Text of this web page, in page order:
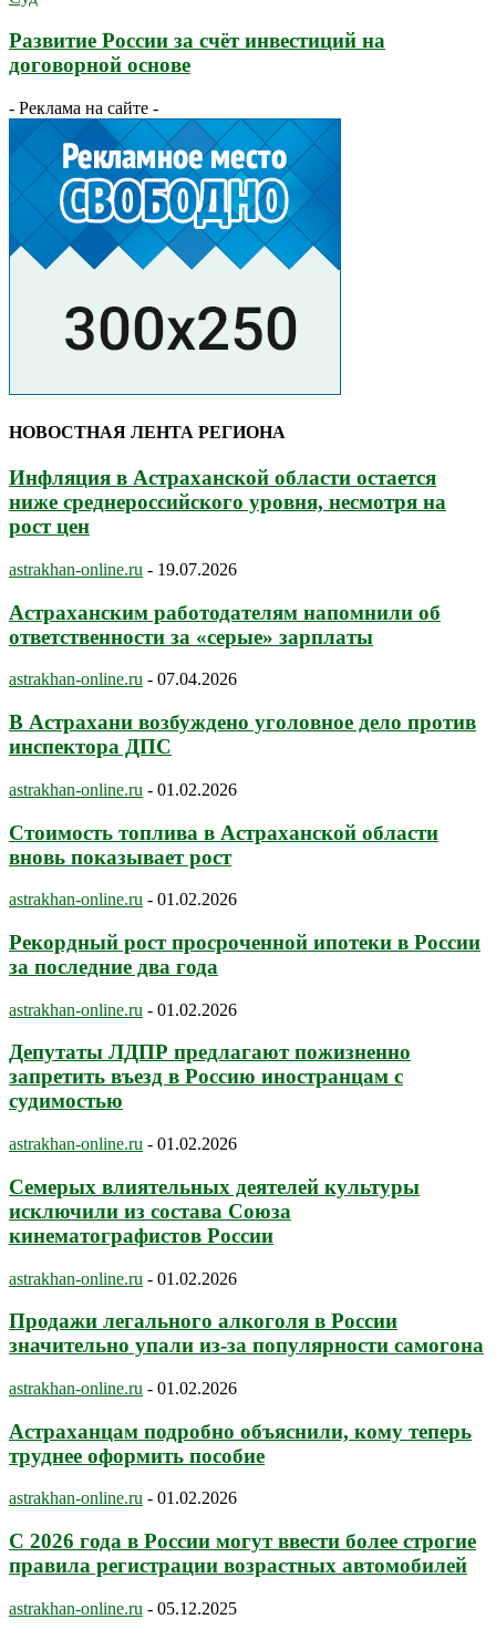
Развитие России за счёт инвестиций на
договорной основе
- Реклама на сайте -
НОВОСТНАЯ ЛЕНТА РЕГИОНА
Инфляция в Астраханской области остается
ниже среднероссийского уровня, несмотря на
рост цен
astrakhan-online.ru - 19.07.2026
Астраханским работодателям напомнили об
ответственности за «серые» зарплаты
astrakhan-online.ru - 07.04.2026
В Астрахани возбуждено уголовное дело против
инспектора ДПС
astrakhan-online.ru - 01.02.2026
Стоимость топлива в Астраханской области
вновь показывает рост
astrakhan-online.ru - 01.02.2026
Рекордный рост просроченной ипотеки в России
за последние два года
astrakhan-online.ru - 01.02.2026
Депутаты ЛДПР предлагают пожизненно
запретить въезд в Россию иностранцам с
судимостью
astrakhan-online.ru - 01.02.2026
Семерых влиятельных деятелей культуры
исключили из состава Союза
кинематографистов России
astrakhan-online.ru - 01.02.2026
Продажи легального алкоголя в России
значительно упали из-за популярности самогона
astrakhan-online.ru - 01.02.2026
Астраханцам подробно объяснили, кому теперь
труднее оформить пособие
astrakhan-online.ru - 01.02.2026
С 2026 года в России могут ввести более строгие
правила регистрации возрастных автомобилей
astrakhan-online.ru - 05.12.2025